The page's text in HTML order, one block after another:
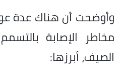
وأوضحت أن هناك عدة
مخاطر الإصابة
الصيف، أبرزها: